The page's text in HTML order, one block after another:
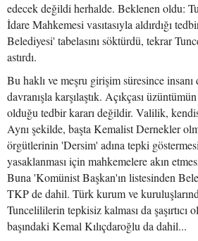
edecek değildi herhalde. Beklenen oldu:
İdare Mahkemesi vasıtasıyla aldırdığı
Belediyesi' tabelasını söktürdü, tekrar
astırdı.
Bu haklı ve meşru girişim süresince
davranışla karşılaştık. Açıkçası
olduğu tedbir kararı değildir. Valilik,
Aynı şekilde, başta Kemalist Dernekler
örgütlerinin 'Dersim' adına tepki
yasaklanması için mahkemelere akın
Buna 'Komünist Başkan'ın listesinden
TKP de dahil. Türk kurum ve
Tuncelililerin tepkisiz kalması da şaşırtıcı
başındaki Kemal Kılıçdaroğlu da dahil...